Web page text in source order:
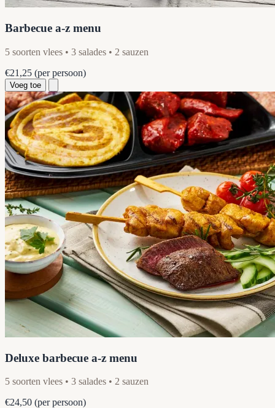
Barbecue a-z menu
5 soorten vlees • 3 salades • 2 sauzen
€21,25 (per persoon)
Voeg toe
Deluxe barbecue a-z menu
5 soorten vlees • 3 salades • 2 sauzen
€24,50 (per persoon)